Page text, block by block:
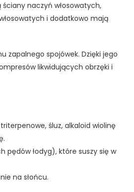
naczyń włosowatych,
i dodatkowo mają
zapalnego spojówek. Dzięki jego
likwidujących obrzęki i
śluz, alkaloid wiolinę
pędów łodyg), które suszy się w
na słońcu.